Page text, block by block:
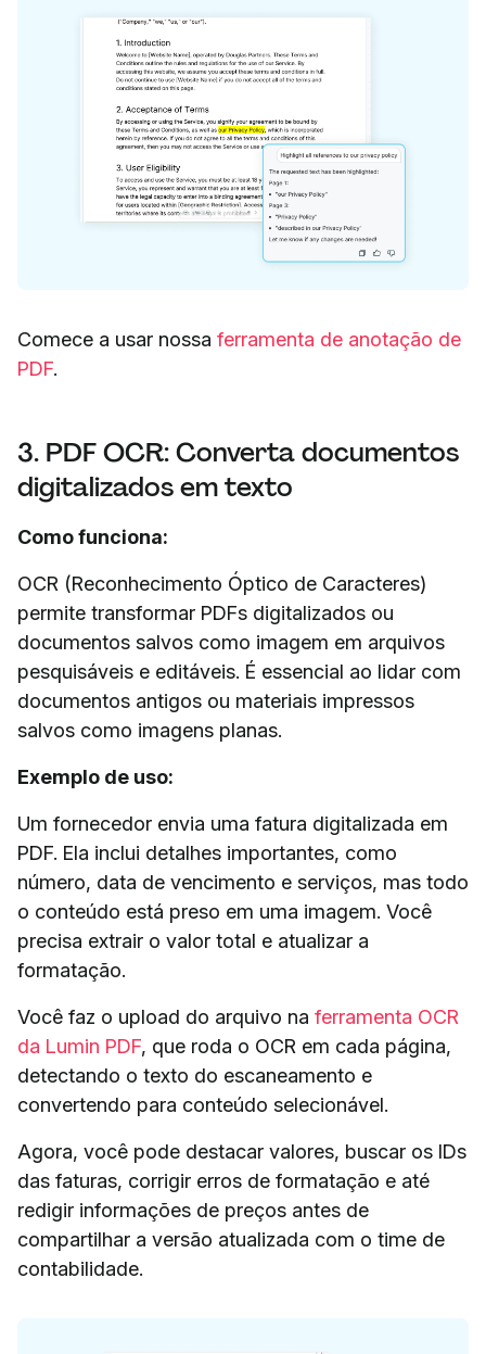
Comece a usar nossa ferramenta de anotação de
PDF.
3. PDF OCR: Converta documentos
digitalizados em texto
Como funciona:
OCR (Reconhecimento Óptico de Caracteres)
permite transformar PDFs digitalizados ou
documentos salvos como imagem em arquivos
pesquisáveis e editáveis. É essencial ao lidar com
documentos antigos ou materiais impressos
salvos como imagens planas.
Exemplo de uso:
Um fornecedor envia uma fatura digitalizada em
PDF. Ela inclui detalhes importantes, como
número, data de vencimento e serviços, mas todo
o conteúdo está preso em uma imagem. Você
precisa extrair o valor total e atualizar a
formatação.
Você faz o upload do arquivo na ferramenta OCR
da Lumin PDF, que roda o OCR em cada página,
detectando o texto do escaneamento e
convertendo para conteúdo selecionável.
Agora, você pode destacar valores, buscar os IDs
das faturas, corrigir erros de formatação e até
redigir informações de preços antes de
compartilhar a versão atualizada com o time de
contabilidade.